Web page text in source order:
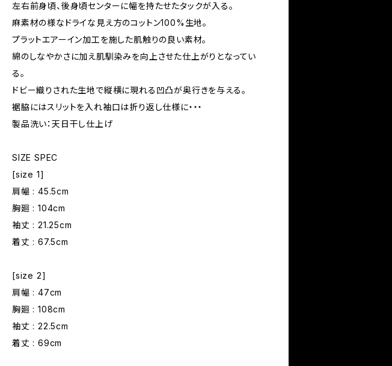
左右前身頃、後身頃センターに幅を持たせたタックが入る。
麻素材の様なドライな見え方のコットン100%生地。
プラットエアーイン加工を施した肌触りの良い素材。
綿のしなやかさに加え肌馴染みを向上させた仕上がりとなってい
る。
ドビー織りされた生地で縦横に現れる凹凸が奥行きを与える。
裾脇にはスリットを入れ袖口は折り返し仕様に・・・
製品洗い：天日干し仕上げ
SIZE SPEC
[size 1]
肩幅 : 45.5cm
胸廻 : 104cm
袖丈 : 21.25cm
着丈 : 67.5cm
[size 2]
肩幅 : 47cm
胸廻 : 108cm
袖丈 : 22.5cm
着丈 : 69cm